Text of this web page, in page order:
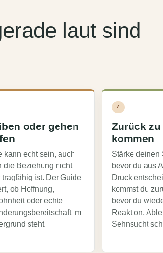
laut sind
oder gehen
kann echt sein, auch
die Beziehung nicht
tragfähig ist. Der Guide
ob Hoffnung,
oder echte
im
steht.
4
Zurück
kommen
Stärke deinen
bevor du aus
Druck
kommst du
bevor du
Reaktion,
Sehnsucht